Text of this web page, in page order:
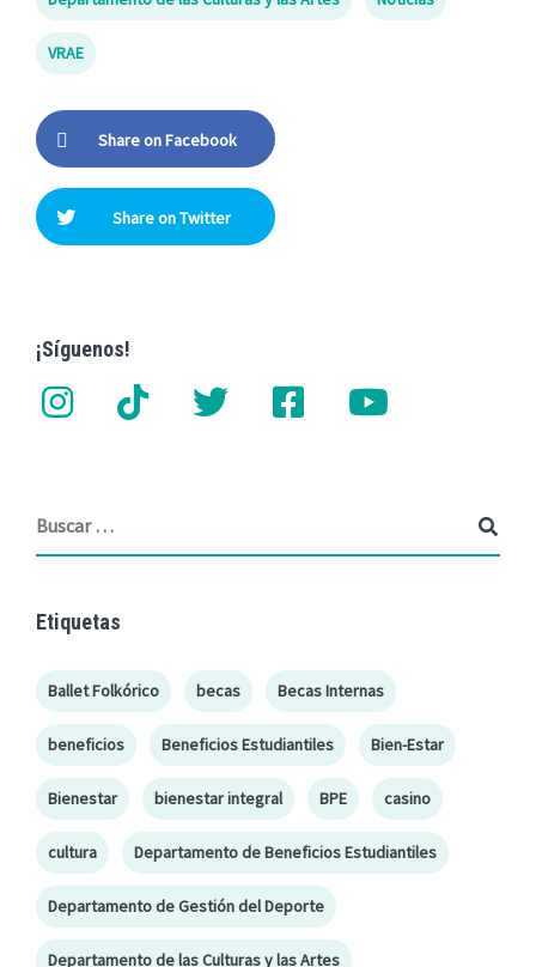
VRAE
Share on Facebook
Share on Twitter
¡Síguenos!
Etiquetas
Ballet Folkórico becas Becas Internas
beneficios Beneficios Estudiantiles Bien-Estar
Bienestar bienestar integral BPE casino
cultura Departamento de Beneficios Estudiantiles
Departamento de Gestión del Deporte
Departamento de las Culturas y las Artes